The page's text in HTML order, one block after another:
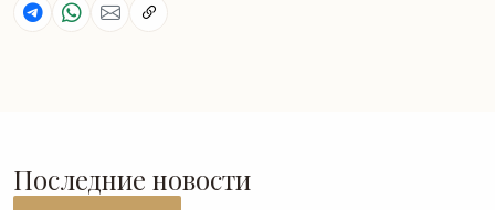
Последние новости